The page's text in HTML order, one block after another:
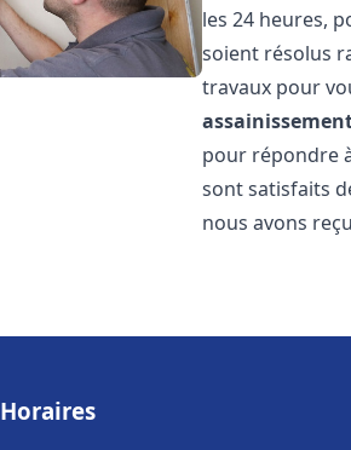
les 24 heures,
soient résolus
travaux pour
pour répondre
sont satisfaits
nous avons
Horaires